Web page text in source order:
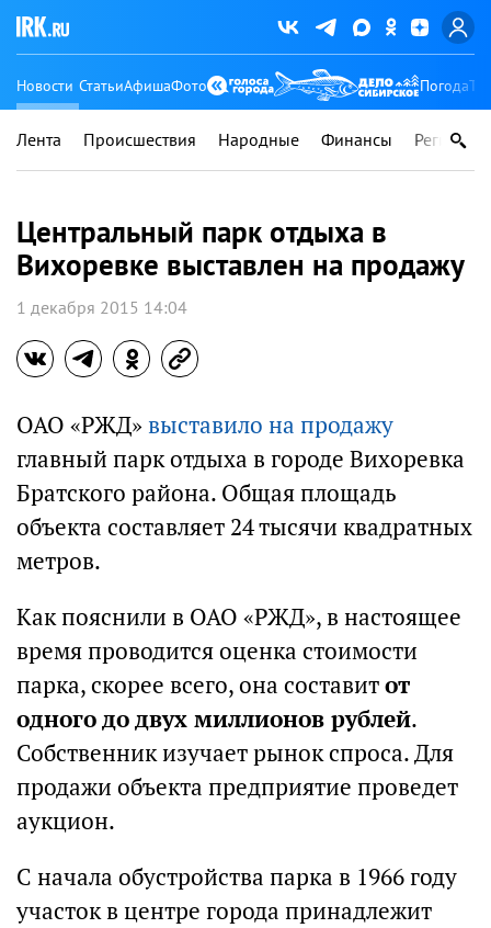
Новости СтатьиАфишаФото Погода
Лента Происшествия Народные Финансы Регионы
Центральный парк отдыха в
Вихоревке выставлен на продажу
1 декабря 2015 14:04
ОАО «РЖД»выставило на продажу
главный парк отдыха в городе Вихоревка
Братского района. Общая площадь
объекта составляет 24 тысячи квадратных
метров.
Как пояснили в ОАО «РЖД», в настоящее
время проводится оценка стоимости
парка, скорее всего, она составитот
одного до двух миллионов рублей.
Собственник изучает рынок спроса. Для
продажи объекта предприятие проведет
аукцион.
С начала обустройства парка в 1966 году
участок в центре города принадлежит